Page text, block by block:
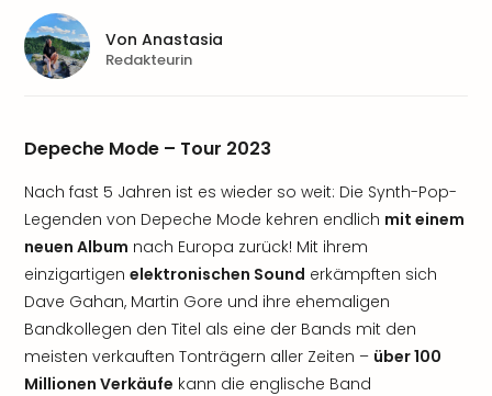
Depeche Mode – Tour 2023
Nach fast 5 Jahren ist es wieder so weit: Die Synth-Pop-
Legenden von Depeche Mode kehren endlich mit einem
neuen Album nach Europa zurück! Mit ihrem
einzigartigen elektronischen Sound erkämpften sich
Dave Gahan, Martin Gore und ihre ehemaligen
Bandkollegen den Titel als eine der Bands mit den
meisten verkauften Tonträgern aller Zeiten – über 100
Millionen Verkäufe kann die englische Band
Von Anastasia
Redakteurin